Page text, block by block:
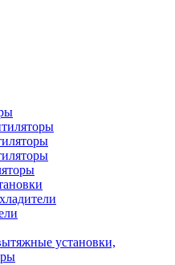
установки,